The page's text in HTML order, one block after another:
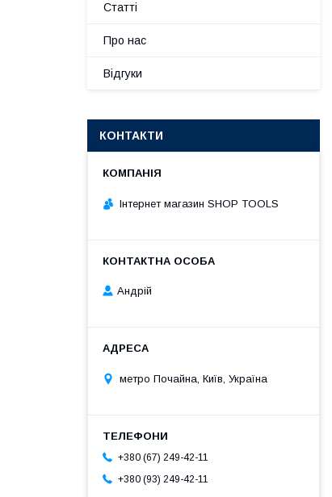
Статті
Про нас
Відгуки
КОНТАКТИ
Інтернет магазин SHOP TOOLS
Андрій
метро Почайна, Київ, Україна
+380 (67) 249-42-11
+380 (93) 249-42-11